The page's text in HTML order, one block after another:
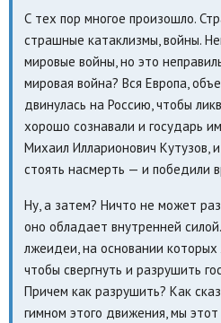
С тех пор многое произошло.
страшные катаклизмы, войны.
мировые войны, но это
мировая война? Вся Европа,
двинулась на Россию, чтобы
хорошо сознавали и государь
Михаил Илларионович Кутузов,
стоять насмерть — и победили
Ну, а затем? Ничто не может
оно обладает внутренней
лжеидеи, на основании
чтобы свергнуть и разрушить
Причем как разрушить? Как
гимном этого движения, мы